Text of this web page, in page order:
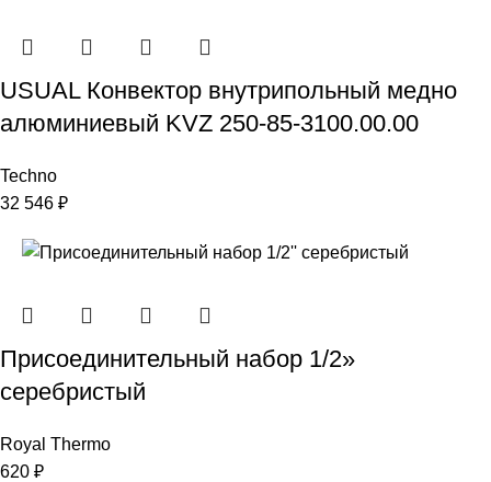
USUAL Конвектор внутрипольный медно
алюминиевый KVZ 250-85-3100.00.00
Techno
32 546 ₽
Присоединительный набор 1/2»
серебристый
Royal Thermo
620 ₽